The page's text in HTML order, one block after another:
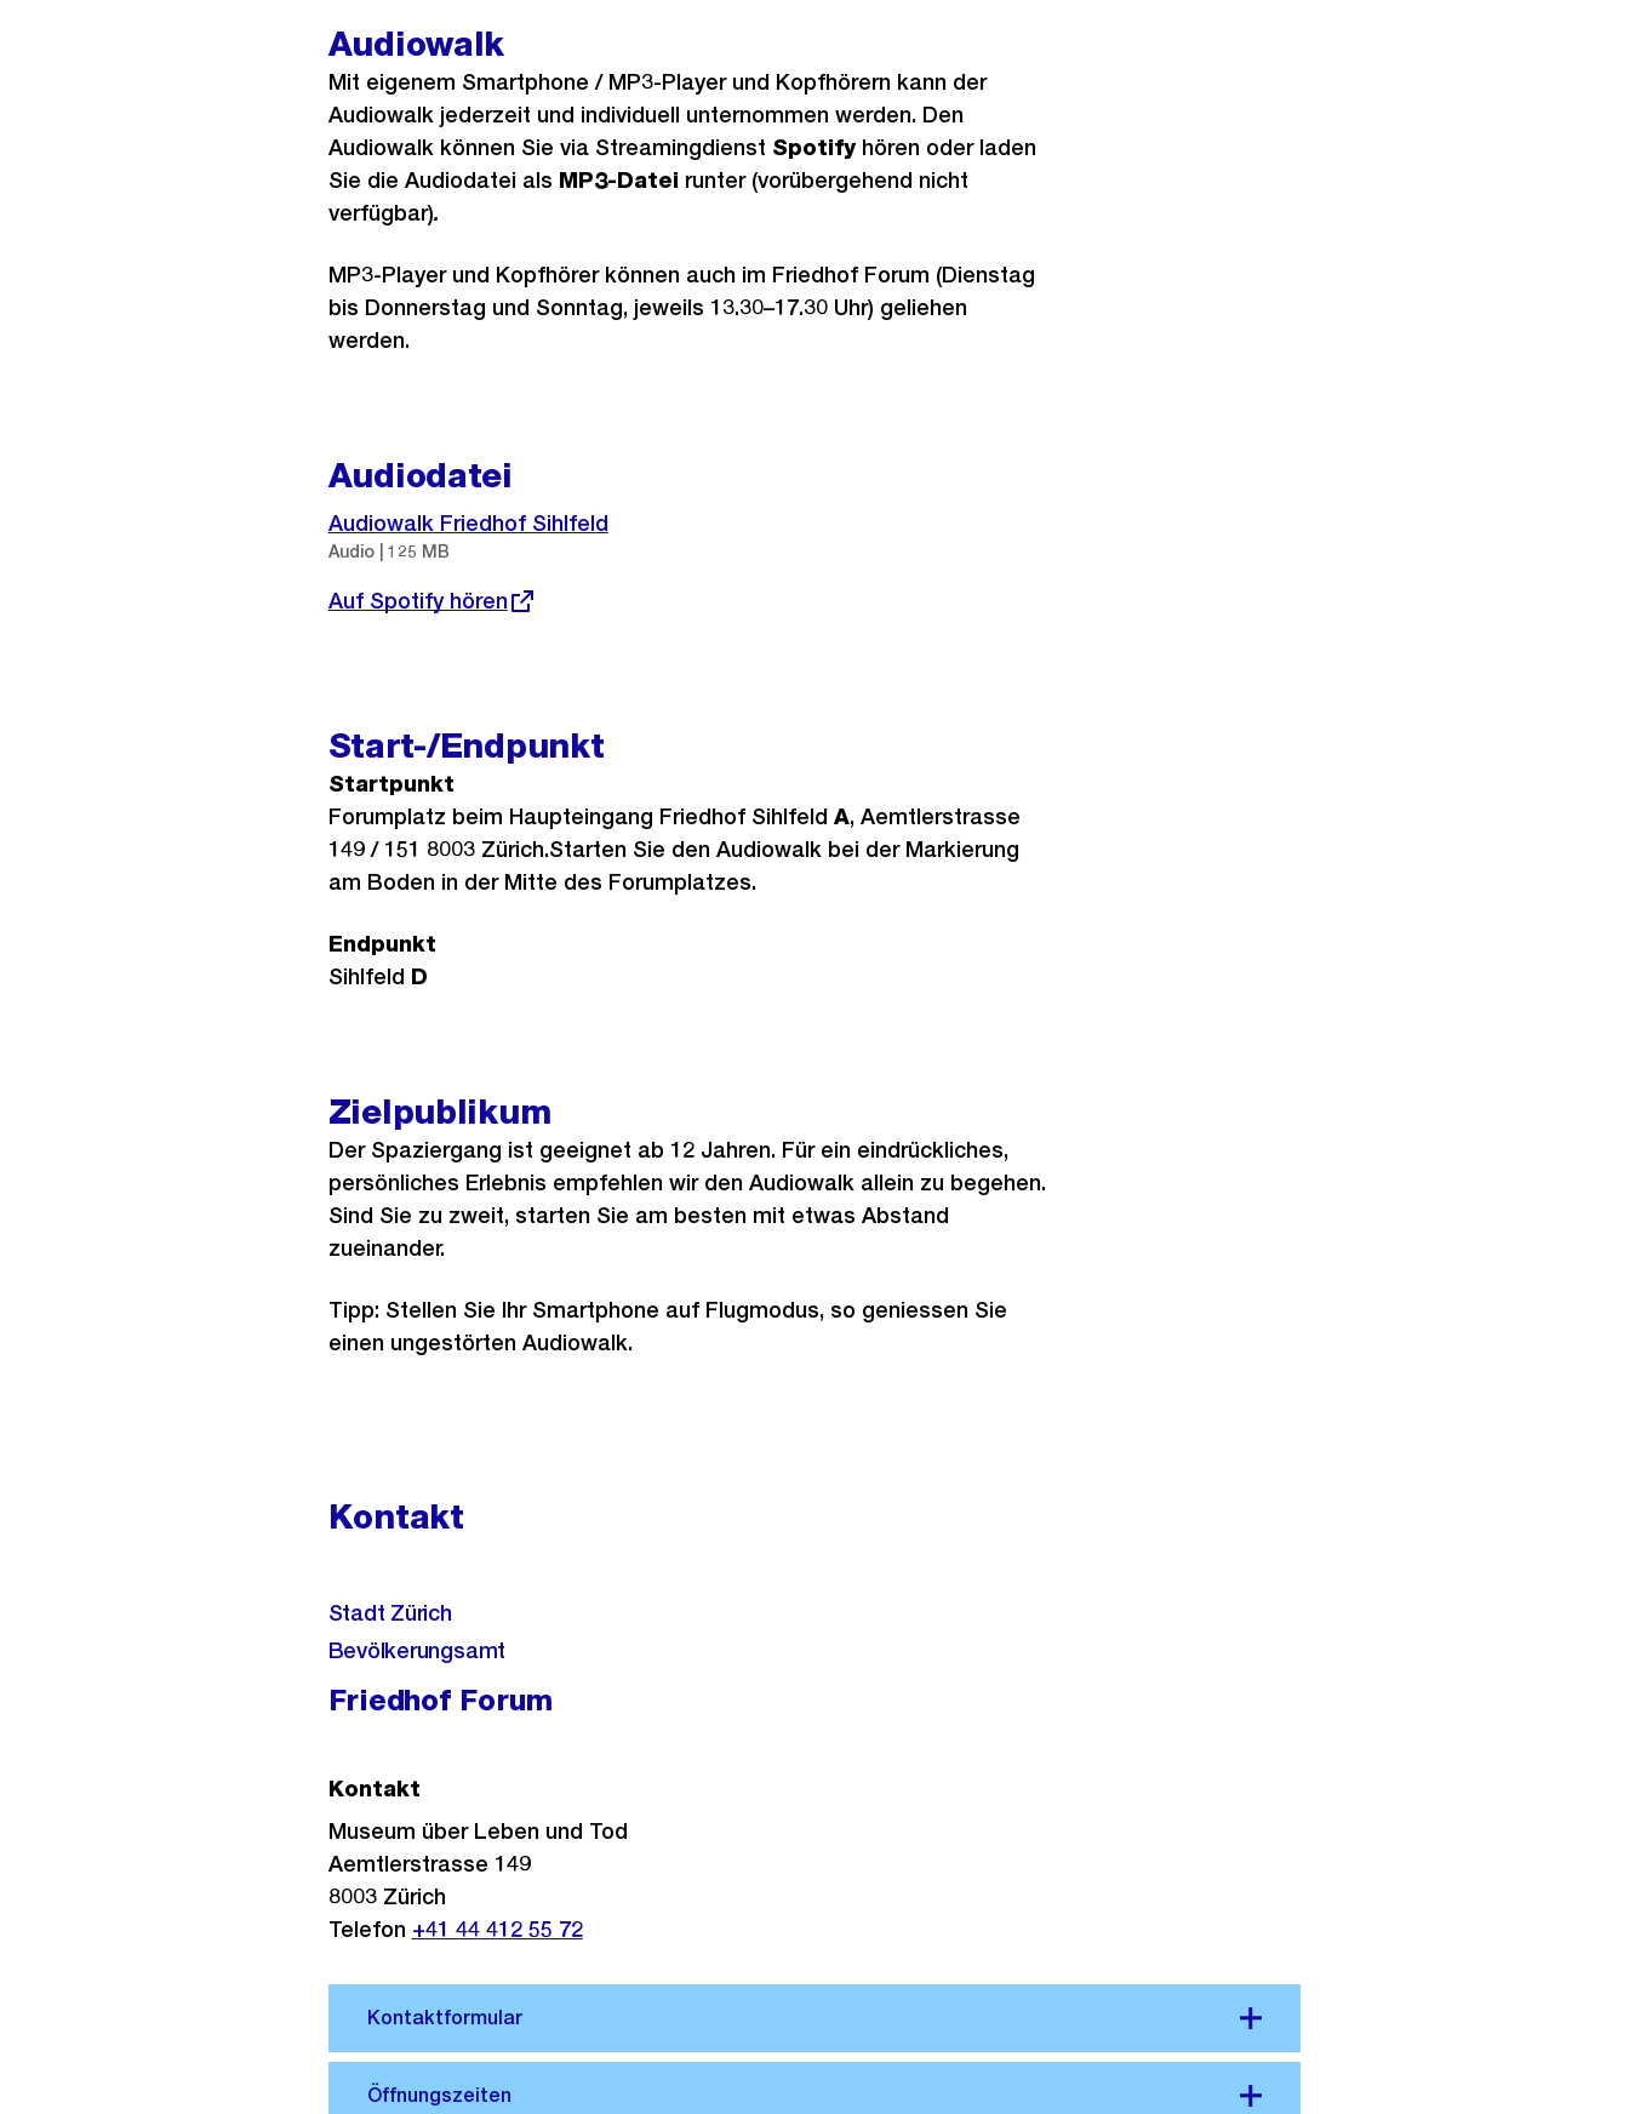
Audiowalk
Mit eigenem Smartphone / MP3-Player und Kopfhörern kann der
Audiowalk jederzeit und individuell unternommen werden. Den
Audiowalk können Sie via Streamingdienst Spotifyhören oder laden
Sie die Audiodatei als MP3-Datei runter (vorübergehend nicht
verfügbar).
MP3-Player und Kopfhörer können auch im Friedhof Forum (Dienstag
bis Donnerstag und Sonntag, jeweils 13.30–17.30 Uhr) geliehen
werden.
Audiodatei
Audiowalk Friedhof Sihlfeld
Audio | 125 MB
Externer
Link:
Auf Spotify hören
Start-/Endpunkt
Startpunkt
Forumplatz beim Haupteingang Friedhof Sihlfeld A, Aemtlerstrasse
149 / 151 8003 Zürich.Starten Sie den Audiowalk bei der Markierung
am Boden in der Mitte des Forumplatzes.
Endpunkt
Sihlfeld D
Zielpublikum
Der Spaziergang ist geeignet ab 12 Jahren. Für ein eindrückliches,
persönliches Erlebnis empfehlen wir den Audiowalk allein zu begehen.
Sind Sie zu zweit, starten Sie am besten mit etwas Abstand
zueinander.
Tipp: Stellen Sie Ihr Smartphone auf Flugmodus, so geniessen Sie
einen ungestörten Audiowalk.
Kontakt
Stadt Zürich
Bevölkerungsamt
Friedhof Forum
Kontakt
Museum über Leben und Tod
Aemtlerstrasse 149
8003 Zürich
Telefon +41 44 412 55 72